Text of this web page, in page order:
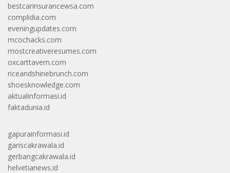
bestcarinsurancewsa.com
complidia.com
eveningupdates.com
mcochacks.com
mostcreativeresumes.com
oxcarttavern.com
riceandshinebrunch.com
shoesknowledge.com
aktualinformasi.id
faktadunia.id
gapurainformasi.id
gariscakrawala.id
gerbangcakrawala.id
helvetianews.id